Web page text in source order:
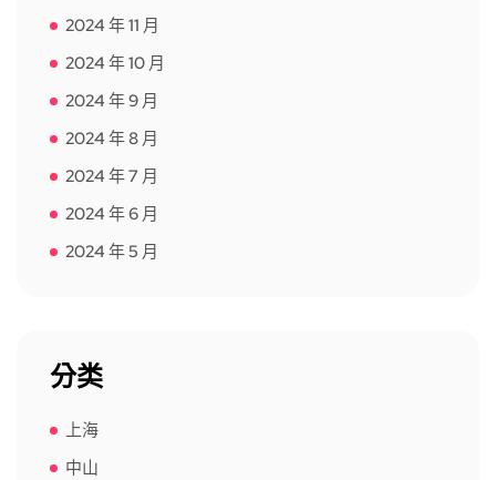
2024 年 11 月
2024 年 10 月
2024 年 9 月
2024 年 8 月
2024 年 7 月
2024 年 6 月
2024 年 5 月
分类
上海
中山